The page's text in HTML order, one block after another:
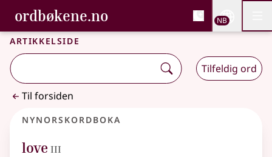
Gå til hovedinnhold
Tilgjengelighet
ordbøkene.no, Bokmålsordboka og
Bokmålsordboka og Nynorskordboka
NB
Artikkelside
Tilfeldig ord
Til forsiden
Nynorskordboka
love 3
III